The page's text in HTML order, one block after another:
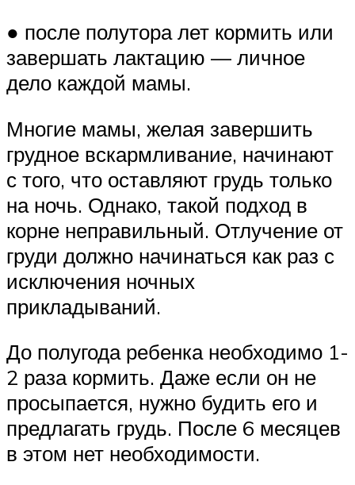
● после полутора лет кормить или
завершать лактацию — личное
дело каждой мамы.
Многие мамы, желая завершить
грудное вскармливание, начинают
с того, что оставляют грудь только
на ночь. Однако, такой подход в
корне неправильный. Отлучение от
груди должно начинаться как раз с
исключения ночных
прикладываний.
До полугода ребенка необходимо 1-
2 раза кормить. Даже если он не
просыпается, нужно будить его и
предлагать грудь. После 6 месяцев
в этом нет необходимости.